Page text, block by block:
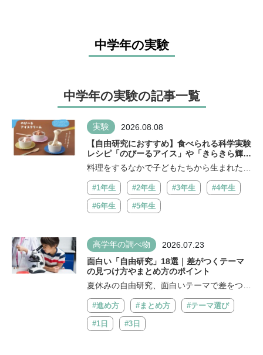
中学年の実験
中学年の実験の記事一覧
実験 2026.08.08
【自由研究におすすめ】食べられる科学実験
レシピ「のびーるアイス」や「きらきら輝く
にじ色に光るチョコ」小学生ひとりででき
る！ 五感を刺激し、考える力も身に付く
料理をするなかで子どもたちから生まれた疑
問、気づきが「実験レシピ」のもと ――
こ...
#1年生 #2年生 #3年生 #4年生
#6年生 #5年生
高学年の調べ物 2026.07.23
面白い「自由研究」18選｜差がつくテーマ
の見つけ方やまとめ方のポイント
夏休みの自由研究、面白いテーマで差をつけ
よう！ 面白いテーマを選ぶメリットはど...
#進め方
#まとめ方 #テーマ選び
#1日 #3日